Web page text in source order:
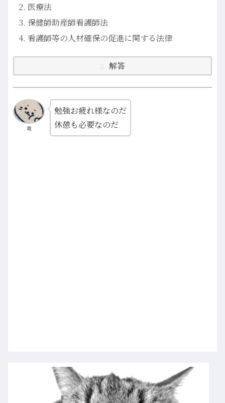
医療法
保健師助産師看護師法
看護師等の人材確保の促進に関する法律
解答
竜
勉強お疲れ様なのだ
休憩も必要なのだ